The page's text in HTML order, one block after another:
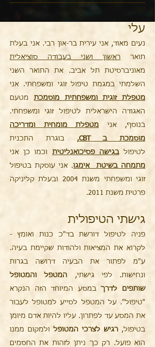
עלי
נעים מאוד, אני עירית בר-און רבי. אני בעלת
תואר ראשון ושני בעבודה סוציאלית
מאוניברסיטת תל אביב. את התואר השני
השלמתי במגמת טיפול זוגי ומשפחתי. אני
מטפלת זוגית ומשפחתית מוסמכת מטעם
האגודה הישראלית לטיפול זוגי ומשפחתי.
בנוסף, אני מטפלת מומחית ומדריכה
מוסמכת ב CBT,
בוגרת התכנית
לטיפולבגישה פסיכואנליטית וכמו כן אני
מתמחה בשיטת אימגו. אני עוסקת בטיפול
זוגי ומשפחתי משנת 2004 ובעלת קליניקה
פרטית משנת 2011.
גישתי הטיפולית
פניה לטיפול דורשת בד"כ כנות ואומץ -
לקרוא את המציאות ולהודות שקיימת בעיה.
ע"מ לפתור את הבעיה דרושה בגרות
ונחישות. לפי גישתי, המטפל והמטופל
שותפים לדרךבמסע המיוחד הזה הנקרא
"טיפול". על המטפל לסייע למטופל לעבור
את המסע עד לפתרון. עליו להיות אדם מיומן
בטיפול, רגיש לצרכי המטופל ולמקום ממנו
הוא פועל. רק כך ניתן לזהות את החסמים